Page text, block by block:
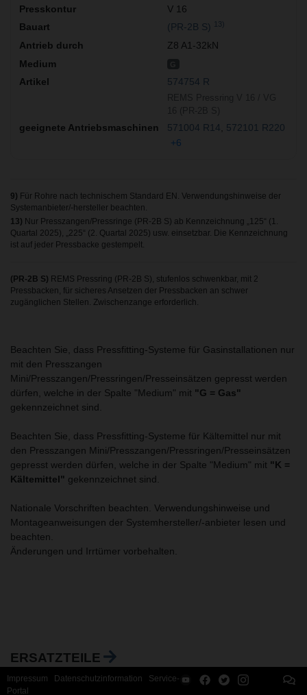
V 16
(PR-2B S)
13)
Z8 A1-32kN
574754 R
571004 R14
572101 R220
+6
9) Für Rohre nach technischem Standard EN. Verwendungshinweise der
Systemanbieter/-hersteller beachten.
13) Nur Presszangen/Pressringe (PR-2B S) ab Kennzeichnung „125“ (1.
Quartal 2025), „225“ (2. Quartal 2025) usw. einsetzbar. Die Kennzeichnung
ist auf jeder Pressbacke gestempelt.
(PR-2B S) REMS Pressring (PR-2B S), stufenlos schwenkbar, mit 2
Pressbacken, für sicheres Ansetzen der Pressbacken an schwer
zugänglichen Stellen. Zwischenzange erforderlich.
Beachten Sie, dass Pressfitting-Systeme für Gasinstallationen nur
mit den Presszangen
Mini/Presszangen/Pressringen/Presseinsätzen gepresst werden
dürfen, welche in der Spalte "Medium" mit "G = Gas"
gekennzeichnet sind.
Beachten Sie, dass Pressfitting-Systeme für Kältemittel nur mit
den Presszangen Mini/Presszangen/Pressringen/Presseinsätzen
gepresst werden dürfen, welche in der Spalte "Medium" mit "K =
Kältemittel" gekennzeichnet sind.
Nationale Vorschriften beachten. Verwendungshinweise und
Montageanweisungen der Systemhersteller/-anbieter lesen und
beachten.
Änderungen und Irrtümer vorbehalten.
ERSATZTEILE
Impressum Datenschutzinformation
Service-
Portal